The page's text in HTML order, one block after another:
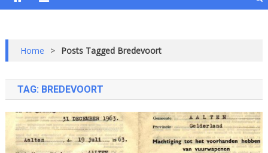
Home > Posts Tagged Bredevoort
TAG: BREDEVOORT